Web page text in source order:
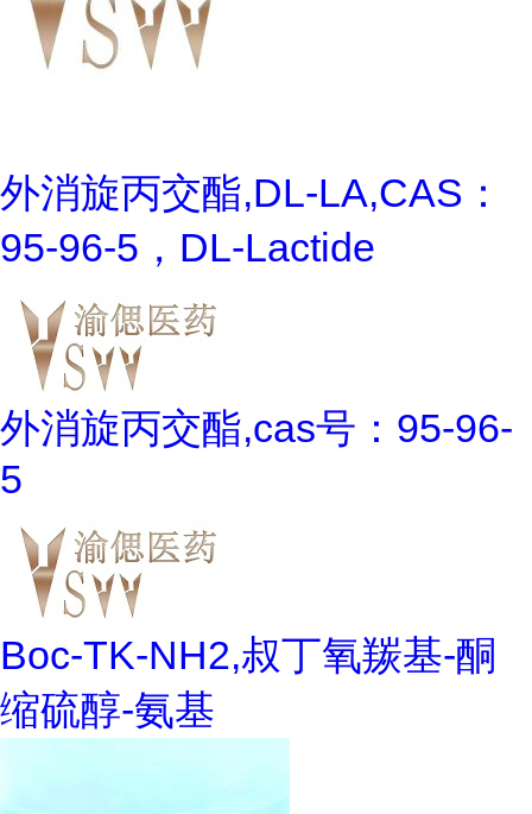
外消旋丙交酯,DL-LA,CAS：
95-96-5，DL-Lactide
外消旋丙交酯,cas号：95-96-
5
Boc-TK-NH2,叔丁氧羰基-酮
缩硫醇-氨基